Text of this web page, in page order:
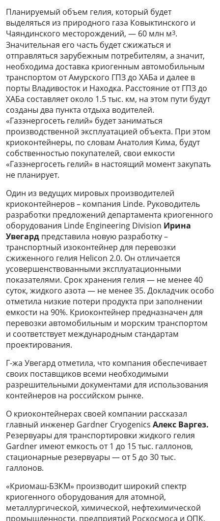
Планируемый объем гелия, который будет
выделяться из природного газа Ковыктинского и
Чаяндинского месторождений, — 60 млн м3.
Значительная его часть будет сжижаться и
отправляться зарубежным потребителям, а значит,
необходима доставка криогенным автомобильным
транспортом от Амурского ГПЗ до ХАБа и далее в
порты Владивосток и Находка. Расстояние от ГПЗ до
ХАБа составляет около 1.5 тыс. км, на этом пути будут
созданы два пункта отдыха водителей.
«Газэнергосеть гелий» будет заниматься
производственной эксплуатацией объекта. При этом
криоконтейнеры, по словам Анатолия Кима, будут
собственностью покупателей, свои емкости
«Газэнергосеть гелий» в настоящий момент закупать
не планирует.
Один из ведущих мировых производителей
криоконтейнеров – компания Linde. Руководитель
разработки предложений департамента криогенного
оборудования Linde Engineering Division Ирина
Увегард представила новую разработку –
транспортный изоконтейнер для перевозки
сжиженного гелия Helicon 2.0. Он отличается
усовершенствованными эксплуатационными
показателями. Срок хранения гелия — не менее 40
суток, жидкого азота — не менее 35. Докладчик особо
отметила низкие потери продукта при заполнении
емкости на 90%. Криоконтейнер предназначен для
перевозки автомобильным и морским транспортом
и соответствует международным стандартам
проектирования.
Г-жа Увегард отметила, что компания обеспечивает
своих поставщиков всеми необходимыми
разрешительными документами для использования
контейнеров на российском рынке.
О криоконтейнерах своей компании рассказал
главный инженер Gardner Cryogenics Алекс Варгез.
Резервуары для транспортировки жидкого гелия
Gardner имеют емкость от 1 до 15 тыс. галлонов,
стационарные резервуары — от 5 до 30 тыс.
галлонов.
«Криомаш-БЗКМ» производит широкий спектр
криогенного оборудования для атомной,
металлургической, химической, нефтехимической
промышленности, предприятий Роскосмоса и ОПК.